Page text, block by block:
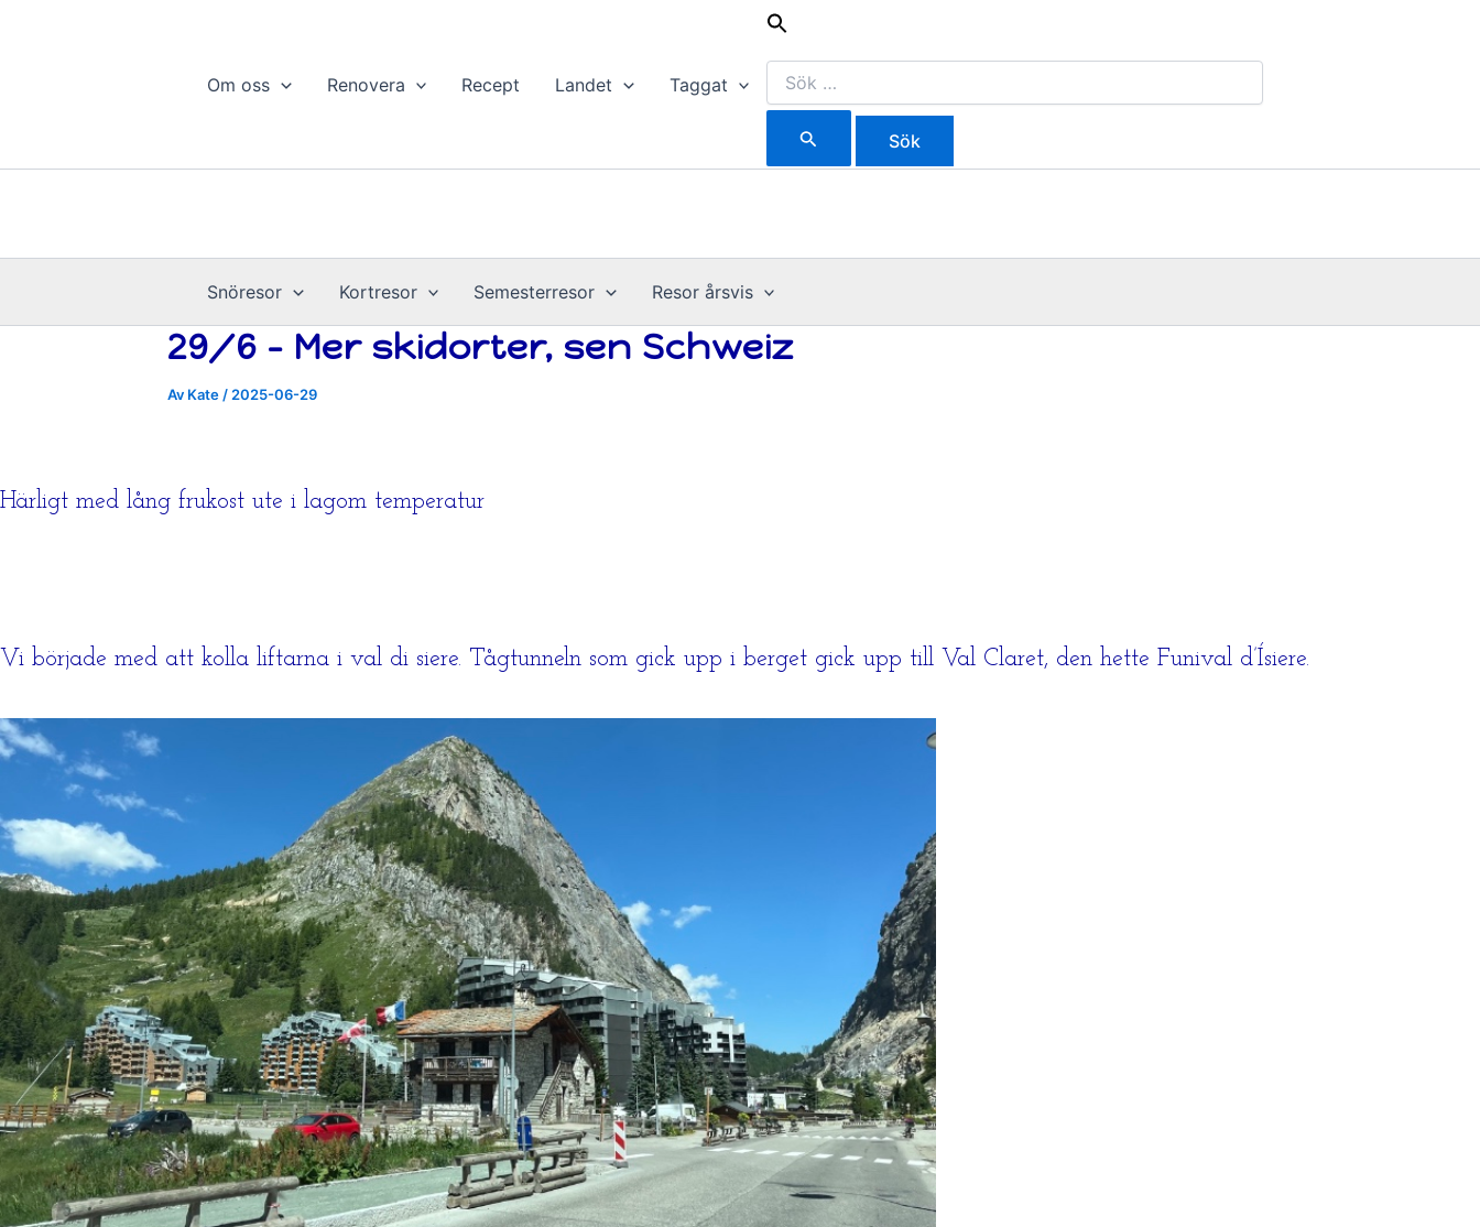
Om oss Renovera Recept Landet Taggat
Sök
efter:
Snöresor Kortresor Semesterresor Resor årsvis
29/6 – Mer skidorter, sen Schweiz
Av Kate / 2025-06-29
Härligt med lång frukost ute i lagom temperatur
Vi började med att kolla liftarna i val di siere. Tågtunneln som gick upp i berget gick upp till Val Claret, den hette Funival d’Ísiere.